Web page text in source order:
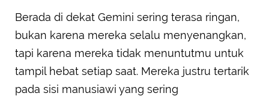
Berada di dekat Gemini sering terasa ringan,
bukan karena mereka selalu menyenangkan,
tapi karena mereka tidak menuntutmu untuk
tampil hebat setiap saat. Mereka justru tertarik
pada sisi manusiawi yang sering